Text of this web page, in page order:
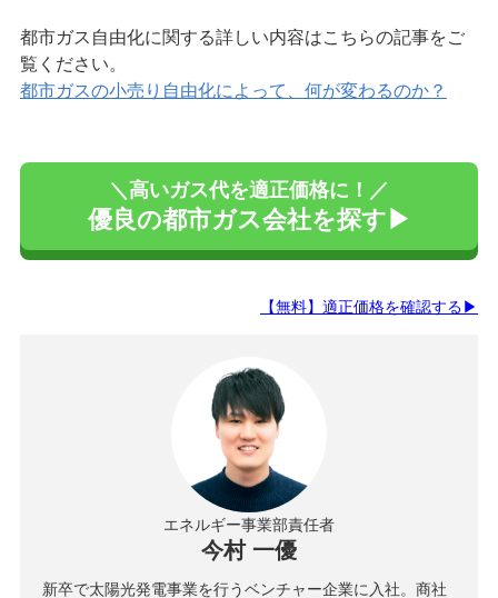
都市ガス自由化に関する詳しい内容はこちらの記事をご
覧ください。
都市ガスの小売り自由化によって、何が変わるのか？
＼高いガス代を適正価格に！／
優良の都市ガス会社を探す▶
【無料】適正価格を確認する▶
エネルギー事業部責任者
今村 一優
新卒で太陽光発電事業を行うベンチャー企業に入社。商社